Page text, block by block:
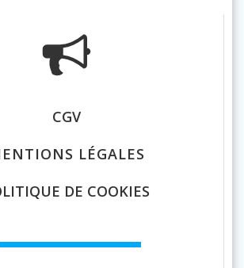
CGV
LÉGALES
DE COOKIES